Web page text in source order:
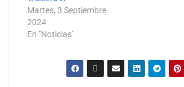
Martes, 3 Septiembre
2024
En "Noticias"